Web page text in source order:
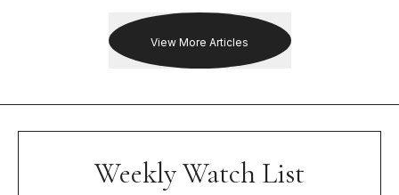
View More Articles
Weekly Watch List